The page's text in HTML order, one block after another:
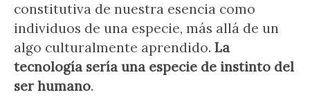
constitutiva de nuestra esencia como
individuos de una especie, más allá de un
algo culturalmente aprendido. La
tecnología sería una especie de instinto del
ser humano.